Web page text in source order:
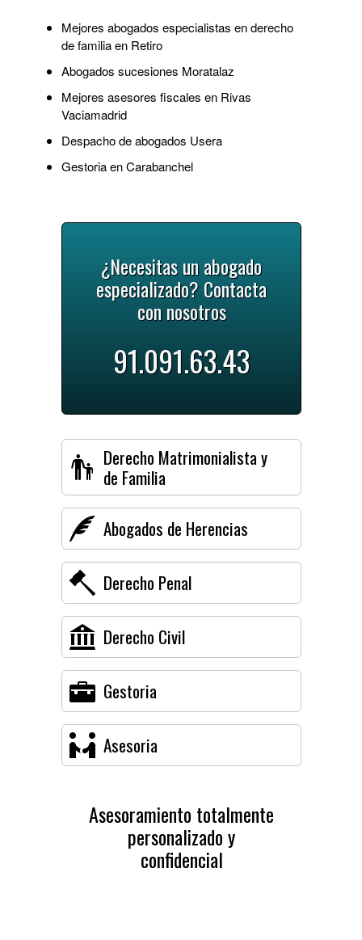
Mejores abogados especialistas en derecho
de familia en Retiro
Abogados sucesiones Moratalaz
Mejores asesores fiscales en Rivas
Vaciamadrid
Despacho de abogados Usera
Gestoria en Carabanchel
¿Necesitas un abogado
especializado? Contacta
con nosotros
91.091.63.43
Derecho Matrimonialista y
de Familia
Abogados de Herencias
Derecho Penal
Derecho Civil
Gestoria
Asesoria
Asesoramiento totalmente
personalizado y
confidencial